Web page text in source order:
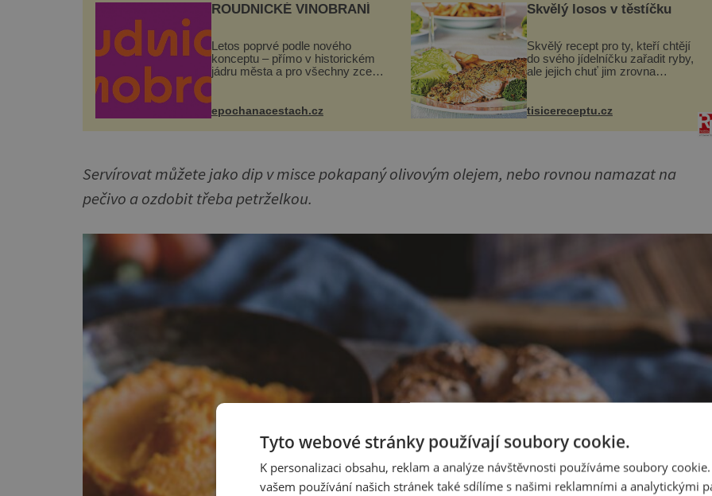
ROUDNICKÉ VINOBRANÍ
Letos poprvé podle nového
konceptu – přímo v historickém
jádru města a pro všechny zcela
náměstí. Návštěvníci se mohou
epochanacestach.cz
Skvělý losos v těstíčku
Skvělý recept pro ty, kteří chtějí
do svého jídelníčku zařadit ryby,
ale jejich chuť jim zrovna
tomto případě si na to nikdo ani
tisicereceptu.cz
Servírovat můžete jako dip v misce pokapaný olivovým olejem, nebo rovnou namazat na
pečivo a ozdobit třeba petrželkou.
Tyto webové stránky používají soubory cookie.
K personalizaci obsahu, reklam a analýze návštěvnosti používáme soubory
vašem používání našich stránek také sdílíme s našimi reklamními a analytickými